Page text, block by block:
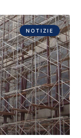
NOTIZIE